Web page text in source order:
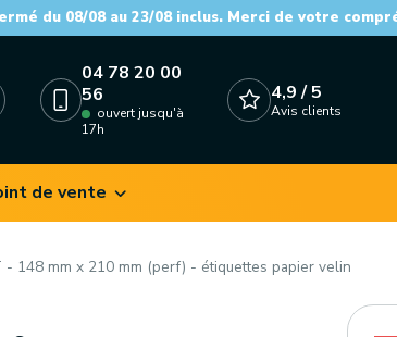
du 08/08 au 23/08 inclus. Merci de votre
04 78 20 00
56
ouvert jusqu'à
17h
4,9 / 5
Avis clients
de vente
148 mm x 210 mm (perf) - étiquettes papier velin